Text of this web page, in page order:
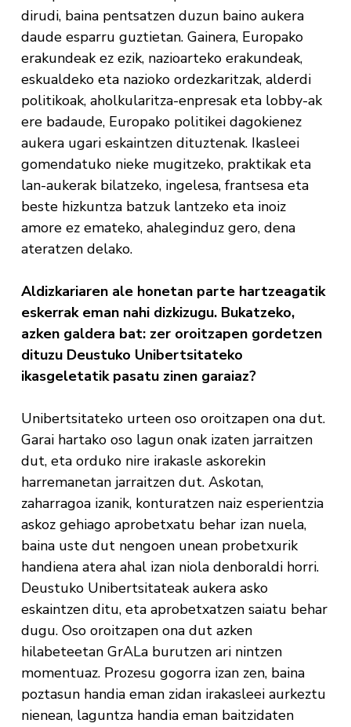
dirudi, baina pentsatzen duzun baino aukera
daude esparru guztietan. Gainera, Europako
erakundeak ez ezik, nazioarteko erakundeak,
eskualdeko eta nazioko ordezkaritzak, alderdi
politikoak, aholkularitza-enpresak eta lobby-ak
ere badaude, Europako politikei dagokienez
aukera ugari eskaintzen dituztenak. Ikasleei
gomendatuko nieke mugitzeko, praktikak eta
lan-aukerak bilatzeko, ingelesa, frantsesa eta
beste hizkuntza batzuk lantzeko eta inoiz
amore ez emateko, ahaleginduz gero, dena
ateratzen delako.
Aldizkariaren ale honetan parte hartzeagatik
eskerrak eman nahi dizkizugu. Bukatzeko,
azken galdera bat: zer oroitzapen gordetzen
dituzu Deustuko Unibertsitateko
ikasgeletatik pasatu zinen garaiaz?
Unibertsitateko urteen oso oroitzapen ona dut.
Garai hartako oso lagun onak izaten jarraitzen
dut, eta orduko nire irakasle askorekin
harremanetan jarraitzen dut. Askotan,
zaharragoa izanik, konturatzen naiz esperientzia
askoz gehiago aprobetxatu behar izan nuela,
baina uste dut nengoen unean probetxurik
handiena atera ahal izan niola denboraldi horri.
Deustuko Unibertsitateak aukera asko
eskaintzen ditu, eta aprobetxatzen saiatu behar
dugu. Oso oroitzapen ona dut azken
hilabeteetan GrALa burutzen ari nintzen
momentuaz. Prozesu gogorra izan zen, baina
poztasun handia eman zidan irakasleei aurkeztu
nienean, laguntza handia eman baitzidaten